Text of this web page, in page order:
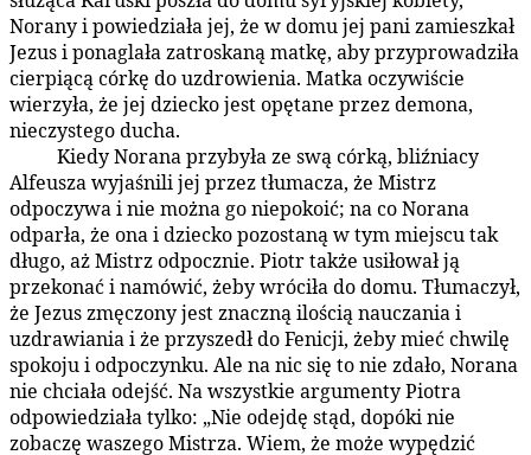
Norany i powiedziała jej, że w domu jej pani zamieszkał
Jezus i ponaglała zatroskaną matkę, aby przyprowadziła
cierpiącą córkę do uzdrowienia. Matka oczywiście
wierzyła, że jej dziecko jest opętane przez demona,
nieczystego ducha.
Kiedy Norana przybyła ze swą córką, bliźniacy
Alfeusza wyjaśnili jej przez tłumacza, że Mistrz
odpoczywa i nie można go niepokoić; na co Norana
odparła, że ona i dziecko pozostaną w tym miejscu tak
długo, aż Mistrz odpocznie. Piotr także usiłował ją
przekonać i namówić, żeby wróciła do domu. Tłumaczył,
że Jezus zmęczony jest znaczną ilością nauczania i
uzdrawiania i że przyszedł do Fenicji, żeby mieć chwilę
spokoju i odpoczynku. Ale na nic się to nie zdało, Norana
nie chciała odejść. Na wszystkie argumenty Piotra
odpowiedziała tylko: „Nie odejdę stąd, dopóki nie
zobaczę waszego Mistrza. Wiem, że może wypędzić